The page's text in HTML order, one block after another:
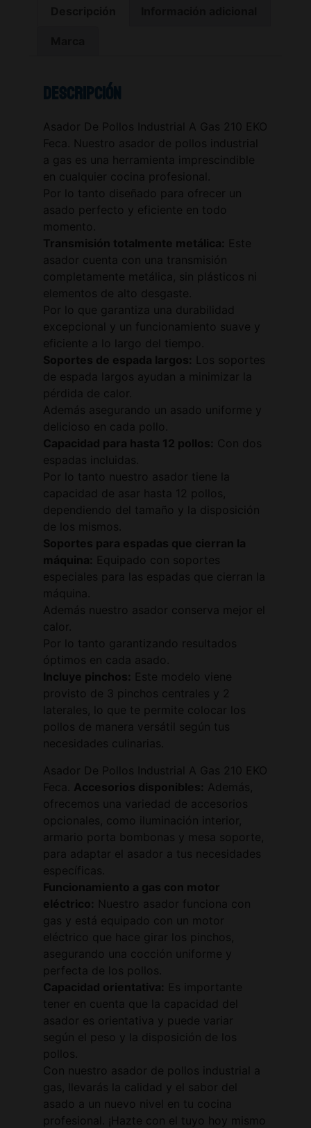
Descripción
Asador De Pollos Industrial A Gas 210 EKO
Feca. Nuestro asador de pollos industrial
a gas es una herramienta imprescindible
en cualquier cocina profesional.
Por lo tanto diseñado para ofrecer un
asado perfecto y eficiente en todo
momento.
Transmisión totalmente metálica: Este
asador cuenta con una transmisión
completamente metálica, sin plásticos ni
elementos de alto desgaste.
Por lo que garantiza una durabilidad
excepcional y un funcionamiento suave y
eficiente a lo largo del tiempo.
Soportes de espada largos: Los soportes
de espada largos ayudan a minimizar la
pérdida de calor.
Además asegurando un asado uniforme y
delicioso en cada pollo.
Capacidad para hasta 12 pollos: Con dos
espadas incluidas.
Por lo tanto nuestro asador tiene la
capacidad de asar hasta 12 pollos,
dependiendo del tamaño y la disposición
de los mismos.
Soportes para espadas que cierran la
máquina: Equipado con soportes
especiales para las espadas que cierran la
máquina.
Además nuestro asador conserva mejor el
calor.
Por lo tanto garantizando resultados
óptimos en cada asado.
Incluye pinchos: Este modelo viene
provisto de 3 pinchos centrales y 2
laterales, lo que te permite colocar los
pollos de manera versátil según tus
necesidades culinarias.
Asador De Pollos Industrial A Gas 210 EKO
Feca. Accesorios disponibles: Además,
ofrecemos una variedad de accesorios
opcionales, como iluminación interior,
armario porta bombonas y mesa soporte,
para adaptar el asador a tus necesidades
específicas.
Funcionamiento a gas con motor
eléctrico: Nuestro asador funciona con
gas y está equipado con un motor
eléctrico que hace girar los pinchos,
asegurando una cocción uniforme y
perfecta de los pollos.
Capacidad orientativa:
Es importante
tener en cuenta que la capacidad del
asador es orientativa y puede variar
según el peso y la disposición de los
pollos.
Con nuestro asador de pollos industrial a
gas, llevarás la calidad y el sabor del
asado a un nuevo nivel en tu cocina
profesional. ¡Hazte con el tuyo hoy mismo